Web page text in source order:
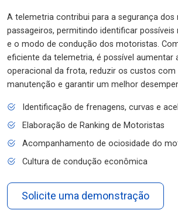
A telemetria contribui para a segurança dos
passageiros, permitindo identificar possíveis
e o modo de condução dos motoristas.
eficiente da telemetria, é possível aumentar
operacional da frota, reduzir os custos
manutenção e garantir um melhor
Identificação de frenagens, curvas e
Elaboração de Ranking de Motoristas
Acompanhamento de ociosidade do
Cultura de condução econômica
Solicite uma demonstração